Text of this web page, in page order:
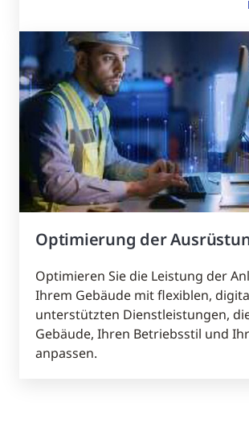
Optimierung der
Optimieren Sie die Leistung der
Ihrem Gebäude mit flexiblen,
unterstützten Dienstleistungen,
Gebäude, Ihren Betriebsstil und
anpassen.